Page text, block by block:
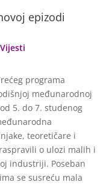
epizodi
Vijesti
programa
međunarodnoj
5. do 7. studenog
teoretičare i
o ulozi malih i
industriji. Poseban
se susreću mala